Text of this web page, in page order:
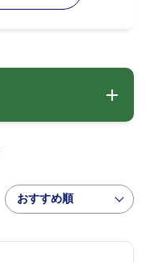
おすすめ順